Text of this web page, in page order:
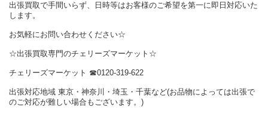
出張買取で手間いらず、日時等はお客様のご希望を第一に即日対応いた
します。
お気軽にお問い合わせください☆
☆出張買取専門のチェリーズマーケット☆
チェリーズマーケット ☎︎0120-319-622
出張対応地域 東京・神奈川・埼玉・千葉など(お品物によっては出張で
のご対応が難しい場合もございます。)